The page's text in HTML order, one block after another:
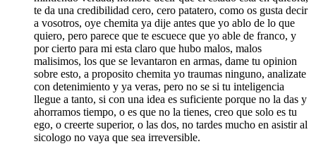
te da una credibilidad cero, cero patatero, como os gusta decir
a vosotros, oye chemita ya dije antes que yo ablo de lo que
quiero, pero parece que te escuece que yo able de franco, y
por cierto para mi esta claro que hubo malos, malos
malisimos, los que se levantaron en armas, dame tu opinion
sobre esto, a proposito chemita yo traumas ninguno, analizate
con detenimiento y ya veras, pero no se si tu inteligencia
llegue a tanto, si con una idea es suficiente porque no la das y
ahorramos tiempo, o es que no la tienes, creo que solo es tu
ego, o creerte superior, o las dos, no tardes mucho en asistir al
sicologo no vaya que sea irreversible.